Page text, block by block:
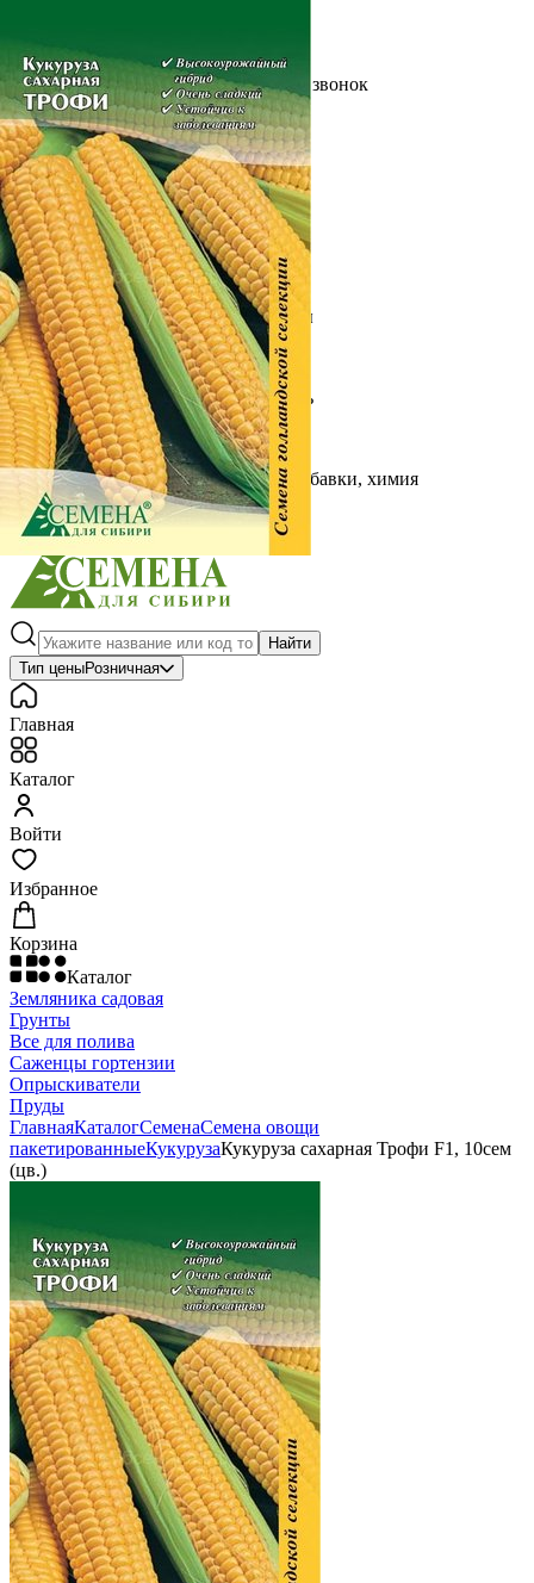
Обратный звонокЗаказать обратный звонок
Каталог
Семена
Грунты
Газонные травы, сидераты
Горшки, рассадники, аксессуары
Посадочный материал
Садовый инструмент, инвентарь
Консервирование
Средства защиты, удобрения, добавки, химия
Обустройство сада, декор
Найти
Тип ценыРозничная
Главная
Каталог
Войти
Избранное
Корзина
Каталог
Земляника садовая
Грунты
Все для полива
Саженцы гортензии
Опрыскиватели
Пруды
ГлавнаяКаталогСеменаСемена овощи
пакетированныеКукурузаКукуруза сахарная Трофи F1, 10сем
(цв.)